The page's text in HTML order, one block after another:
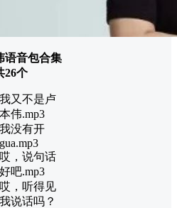
语音包合集
26个
我又不是卢
本伟.mp3
我没有开
gua.mp3
哎，说句话
好吧.mp3
哎，听得见
我说话吗？